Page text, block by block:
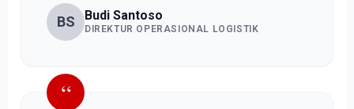
BS Budi Santoso
DIREKTUR OPERASIONAL LOGISTIK
“